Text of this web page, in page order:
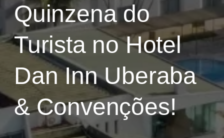
Quinzena do
Turista no Hotel
Dan Inn Uberaba
& Convenções!